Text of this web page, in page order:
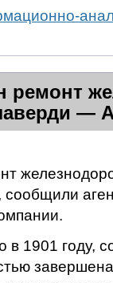
—
1901 году,